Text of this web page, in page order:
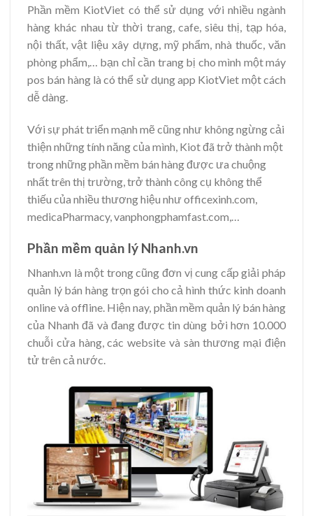
Phần mềm KiotViet có thể sử dụng với nhiều ngành
hàng khác nhau từ thời trang, cafe, siêu thị, tạp hóa,
nội thất, vật liệu xây dựng, mỹ phẩm, nhà thuốc, văn
phòng phẩm,… bạn chỉ cần trang bị cho mình một máy
pos bán hàng là có thể sử dụng app KiotViet một cách
dễ dàng.
Với sự phát triển mạnh mẽ cũng như không ngừng cải
thiện những tính năng của mình, Kiot đã trở thành một
trong những phần mềm bán hàng được ưa chuộng
nhất trên thị trường, trở thành công cụ không thể
thiếu của nhiều thương hiệu như officexinh.com,
medicaPharmacy, vanphongphamfast.com,…
Phần mềm quản lý Nhanh.vn
Nhanh.vn là một trong cũng đơn vị cung cấp giải pháp
quản lý bán hàng trọn gói cho cả hình thức kinh doanh
online và offline. Hiện nay, phần mềm quản lý bán hàng
của Nhanh đã và đang được tin dùng bởi hơn 10.000
chuỗi cửa hàng, các website và sàn thương mại điện
tử trên cả nước.